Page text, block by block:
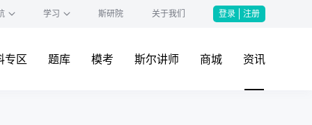
学习 斯研院 关于我们 登录 注册
专区 题库 模考 斯尔讲师 商城 资讯